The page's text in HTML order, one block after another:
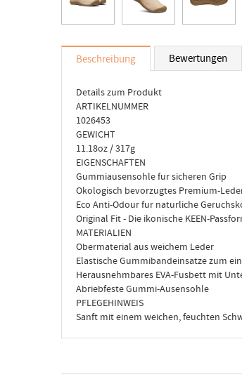
Beschreibung Bewertungen
Details zum Produkt
ARTIKELNUMMER
1026453
GEWICHT
11.18oz / 317g
EIGENSCHAFTEN
Gummiausensohle fur sicheren Grip
Okologisch bevorzugtes Premium-
Eco Anti-Odour fur naturliche
Original Fit - Die ikonische KEEN-
MATERIALIEN
Obermaterial aus weichem Leder
Elastische Gummibandeinsatze zum
Herausnehmbares EVA-Fusbett mit
Abriebfeste Gummi-Ausensohle
PFLEGEHINWEIS
Sanft mit einem weichen, feuchten